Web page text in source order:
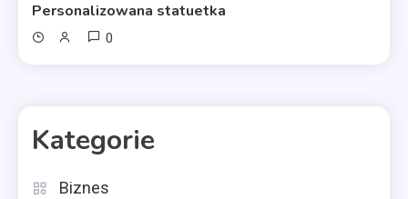
Personalizowana statuetka
0
Kategorie
Biznes